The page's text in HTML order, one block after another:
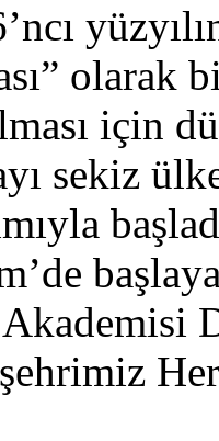
olarak
için
sekiz